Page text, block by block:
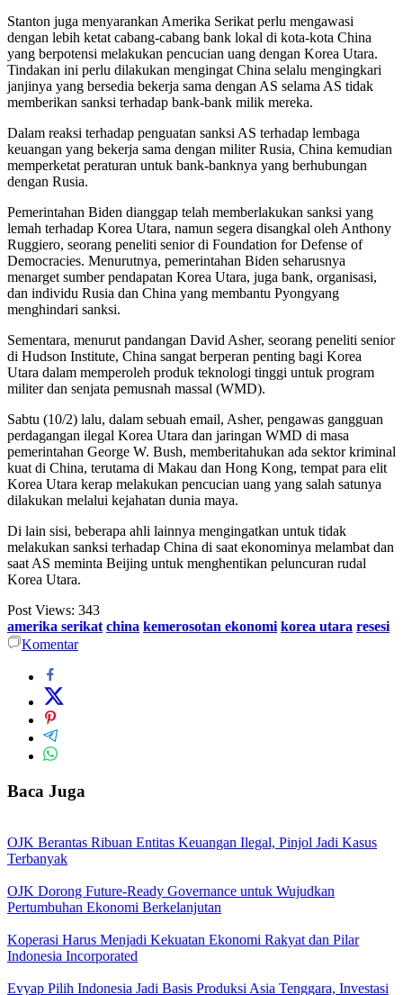
Stanton juga menyarankan Amerika Serikat perlu mengawasi
dengan lebih ketat cabang-cabang bank lokal di kota-kota China
yang berpotensi melakukan pencucian uang dengan Korea Utara.
Tindakan ini perlu dilakukan mengingat China selalu mengingkari
janjinya yang bersedia bekerja sama dengan AS selama AS tidak
memberikan sanksi terhadap bank-bank milik mereka.
Dalam reaksi terhadap penguatan sanksi AS terhadap lembaga
keuangan yang bekerja sama dengan militer Rusia, China kemudian
memperketat peraturan untuk bank-banknya yang berhubungan
dengan Rusia.
Pemerintahan Biden dianggap telah memberlakukan sanksi yang
lemah terhadap Korea Utara, namun segera disangkal oleh Anthony
Ruggiero, seorang peneliti senior di Foundation for Defense of
Democracies. Menurutnya, pemerintahan Biden seharusnya
menarget sumber pendapatan Korea Utara, juga bank, organisasi,
dan individu Rusia dan China yang membantu Pyongyang
menghindari sanksi.
Sementara, menurut pandangan David Asher, seorang peneliti senior
di Hudson Institute, China sangat berperan penting bagi Korea
Utara dalam memperoleh produk teknologi tinggi untuk program
militer dan senjata pemusnah massal (WMD).
Sabtu (10/2) lalu, dalam sebuah email, Asher, pengawas gangguan
perdagangan ilegal Korea Utara dan jaringan WMD di masa
pemerintahan George W. Bush, memberitahukan ada sektor kriminal
kuat di China, terutama di Makau dan Hong Kong, tempat para elit
Korea Utara kerap melakukan pencucian uang yang salah satunya
dilakukan melalui kejahatan dunia maya.
Di lain sisi, beberapa ahli lainnya mengingatkan untuk tidak
melakukan sanksi terhadap China di saat ekonominya melambat dan
saat AS meminta Beijing untuk menghentikan peluncuran rudal
Korea Utara.
Post Views: 343
amerika serikat china kemerosotan ekonomi korea utara resesi
Komentar
Baca Juga
OJK Berantas Ribuan Entitas Keuangan Ilegal, Pinjol Jadi Kasus
Terbanyak
OJK Dorong Future-Ready Governance untuk Wujudkan
Pertumbuhan Ekonomi Berkelanjutan
Koperasi Harus Menjadi Kekuatan Ekonomi Rakyat dan Pilar
Indonesia Incorporated
Evyap Pilih Indonesia Jadi Basis Produksi Asia Tenggara, Investasi